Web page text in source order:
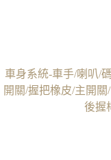
車身系統-車手/喇叭/
開關/握把橡皮/主開
後握